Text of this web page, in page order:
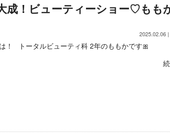
成！ビューティーショー♡もも
2025.02.06 |
は！ トータルビューティ科 2年のももかで